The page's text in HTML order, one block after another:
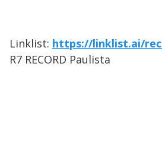
Linklist: https://linklist.ai/
R7 RECORD Paulista